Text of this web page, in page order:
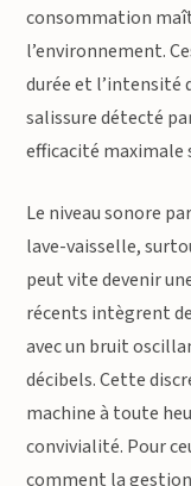
consommation
l’environnement.
durée et l’intensité
salissure détecté
efficacité maximale
Le niveau sonore
lave-vaisselle,
peut vite devenir
récents intègrent
avec un bruit
décibels. Cette
machine à toute
convivialité. Pour
comment la